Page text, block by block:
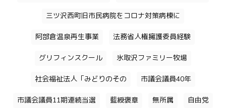
三ツ沢西町旧市民病院をコロナ対策病棟に
阿部倉温泉再生事業 法務省人権擁護委員経験
グリフィンスクール 氷取沢ファミリー牧場
社会福祉法人「みどりのその 市議会議員40年
市議会議員11期連続当選 藍綬褒章 無所属 自由党